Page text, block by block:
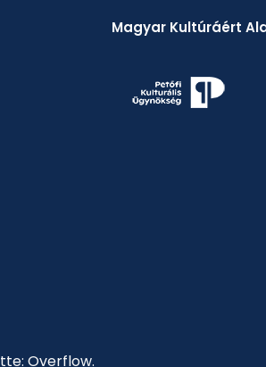
Magyar Kultúráért
Overflow.